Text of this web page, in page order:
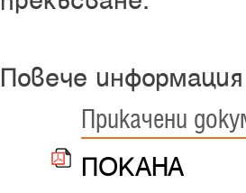
Повече
Прикачени
ПОКАНА